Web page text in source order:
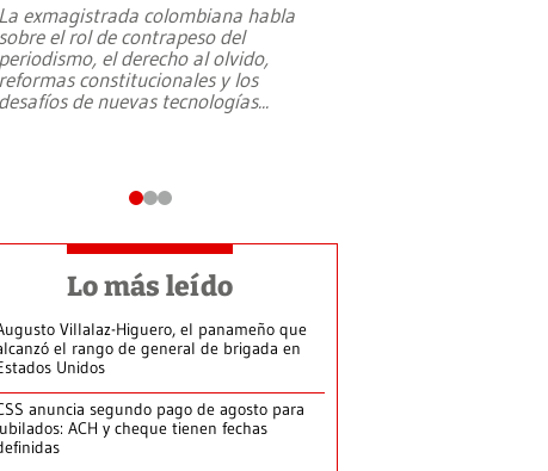
La exmagistrada colombiana habla
sobre el rol de contrapeso del
periodismo, el derecho al olvido,
constitucionales y los
desafíos de nuevas tecnologías...
Lo más leído
Villalaz-Higuero, el panameño que
el rango de general de brigada en
Unidos
anuncia segundo pago de agosto para
ACH y cheque tienen fechas